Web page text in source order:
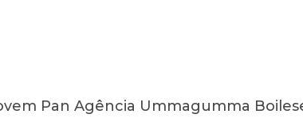
Pan Agência Ummagumma